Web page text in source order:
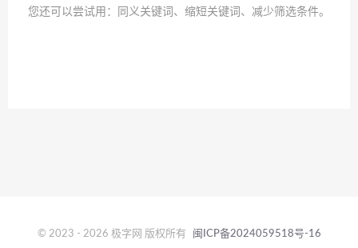
您还可以尝试用：同义关键词、缩短关键词、减少筛选条件。
© 2023 - 2026 极字网 版权所有 闽ICP备2024059518号-16